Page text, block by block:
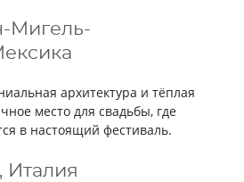
Мигель-
архитектура и тёплая
место для свадьбы, где
в настоящий фестиваль.
Италия